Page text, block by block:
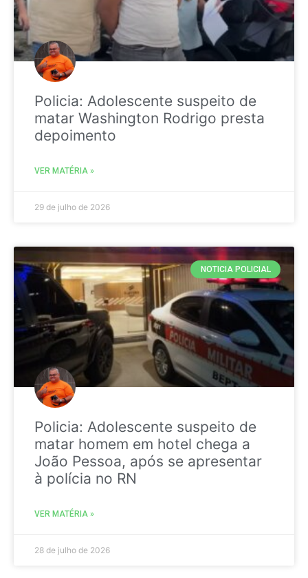
Policia: Adolescente suspeito de
matar Washington Rodrigo presta
depoimento
VER MATÉRIA »
29 de julho de 2026
NOTICIA POLICIAL
Policia: Adolescente suspeito de
matar homem em hotel chega a
João Pessoa, após se apresentar
à polícia no RN
VER MATÉRIA »
28 de julho de 2026